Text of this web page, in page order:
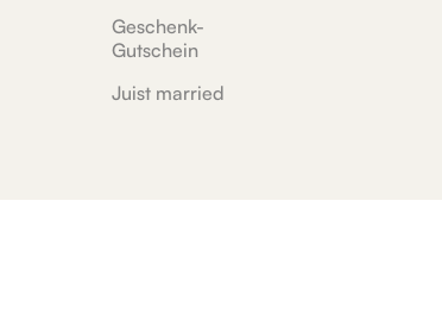
Geschenk-
Gutschein
Juist married